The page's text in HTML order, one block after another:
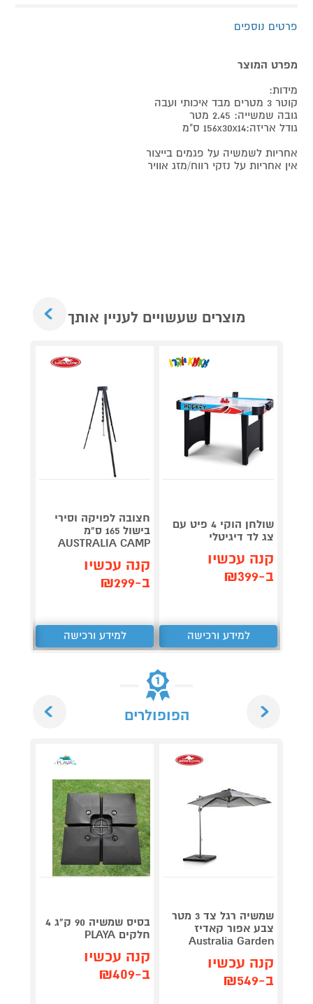
פרטים נוספים
מפרט המוצר
מידות:
קוטר 3 מטרים מבד איכותי ועבה
גובה שמשייה: 2.45 מטר
גודל אריזה:156x30x14 ס"מ
אחריות לשמשיה על פגמים בייצור
אין אחריות על נזקי רווח/מזג אוויר
מוצרים שעשויים לעניין אותך
שולחן הוקי 4 פיט עם
צג לד דיגיטלי
קנה עכשיו
ב-₪399
למידע ורכישה
חצובה לפויקה וסירי
בישול 165 ס"מ
AUSTRALIA CAMP
קנה עכשיו
ב-₪299
למידע ורכישה
הפופולרים
שמשיה רגל צד 3 מטר
צבע אפור קאדיז
Australia Garden
קנה עכשיו
ב-₪549
בסיס שמשיה 90 ק"ג 4
חלקים PLAYA
קנה עכשיו
ב-₪409